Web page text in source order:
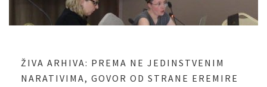
ŽIVA ARHIVA: PREMA NE JEDINSTVENIM
NARATIVIMA, GOVOR OD STRANE EREMIRE